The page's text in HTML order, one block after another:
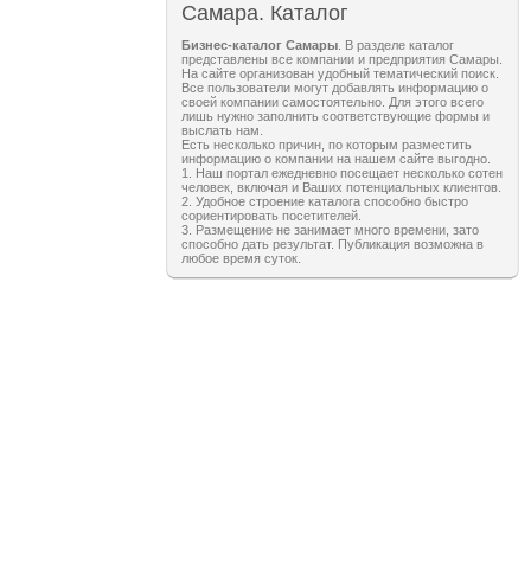
Самара. Каталог
Бизнес-каталог Самары . В разделе каталог
представлены все компании и предприятия Самары.
На сайте организован удобный тематический поиск.
Все пользователи могут добавлять информацию о
своей компании самостоятельно. Для этого всего
лишь нужно заполнить соответствующие формы и
выслать нам.
Есть несколько причин, по которым разместить
информацию о компании на нашем сайте выгодно.
1. Наш портал ежедневно посещает несколько сотен
человек, включая и Ваших потенциальных клиентов.
2. Удобное строение каталога способно быстро
сориентировать посетителей.
3. Размещение не занимает много времени, зато
способно дать результат. Публикация возможна в
любое время суток.